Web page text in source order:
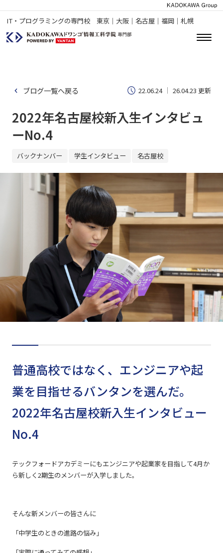
IT・プログラミングの専門校 東京｜大阪｜名古屋｜福岡｜札幌
ブログ一覧へ戻る 22.06.24 26.04.23 更新
2022年名古屋校新入生インタビュ
ーNo.4
バックナンバー 学生インタビュー 名古屋校
普通高校ではなく、エンジニアや起
業を目指せるバンタンを選んだ。
2022年名古屋校新入生インタビュー
No.4
テックフォードアカデミーにもエンジニアや起業家を目指して4月か
ら新しく2期生のメンバーが入学しました。
そんな新メンバーの皆さんに
「中学生のときの進路の悩み」